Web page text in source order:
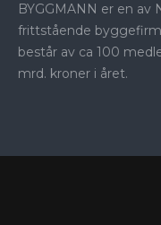
BYGGMANN er en av
frittstående
består av ca 100
mrd. kroner i året.